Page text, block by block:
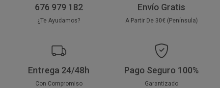
676 979 182
¿Te Ayudamos?
Envío Gratis
A Partir De 30€ (Península)
Entrega 24/48h
Con Compromiso
Pago Seguro 100%
Garantizado